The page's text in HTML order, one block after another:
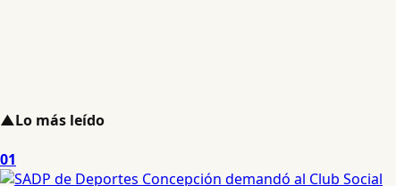
▲Lo más leído
01